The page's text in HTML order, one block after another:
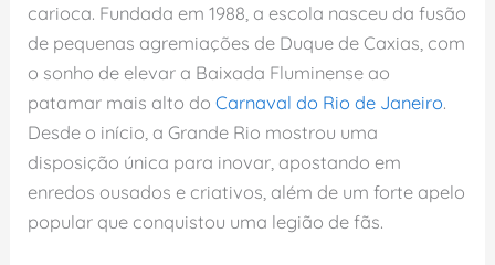
carioca. Fundada em 1988, a escola nasceu da fusão
de pequenas agremiações de Duque de Caxias, com
o sonho de elevar a Baixada Fluminense ao
patamar mais alto doCarnaval do Rio de Janeiro.
Desde o início, a Grande Rio mostrou uma
disposição única para inovar, apostando em
enredos ousados e criativos, além de um forte apelo
popular que conquistou uma legião de fãs.